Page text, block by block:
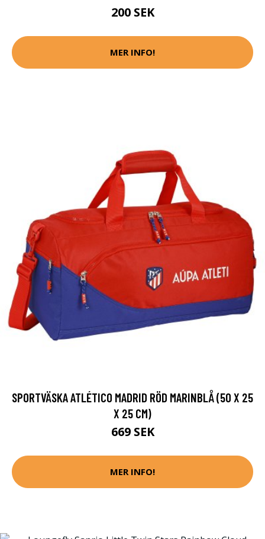
200 SEK
MER INFO!
SPORTVÄSKA ATLÉTICO MADRID RÖD MARINBLÅ (50 X 25
X 25 CM)
669 SEK
MER INFO!